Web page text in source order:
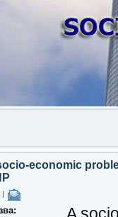
economic